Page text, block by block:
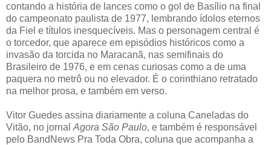
contando a história de lances como o gol de Basílio na final
do campeonato paulista de 1977, lembrando ídolos eternos
da Fiel e títulos inesquecíveis. Mas o personagem central é
o torcedor, que aparece em episódios históricos como a
invasão da torcida no Maracanã, nas semifinais do
Brasileiro de 1976, e em cenas curiosas como a de uma
paquera no metrô ou no elevador. É o corinthiano retratado
na melhor prosa, e também em verso.
Vitor Guedes assina diariamente a coluna Caneladas do
Vitão, no jornal Agora São Paulo, e também é responsável
pelo BandNews Pra Toda Obra, coluna que acompanha a